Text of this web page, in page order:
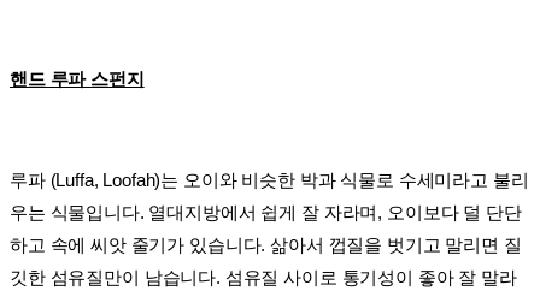
핸드 루파 스펀지
루파 (Luffa, Loofah)는 오이와 비슷한 박과 식물로 수세미라고 불리
우는 식물입니다. 열대지방에서 쉽게 잘 자라며, 오이보다 덜 단단
하고 속에 씨앗 줄기가 있습니다. 삶아서 껍질을 벗기고 말리면 질
깃한 섬유질만이 남습니다. 섬유질 사이로 통기성이 좋아 잘 말라